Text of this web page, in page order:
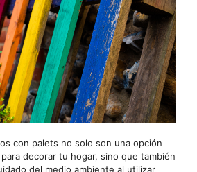
con palets no solo son una opción
decorar tu hogar, sino que también
del medio ambiente al utilizar